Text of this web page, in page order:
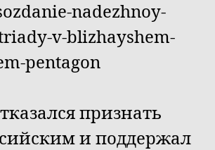
nadezhnoy-
v-blizhayshem-
pentagon
признать
и поддержал